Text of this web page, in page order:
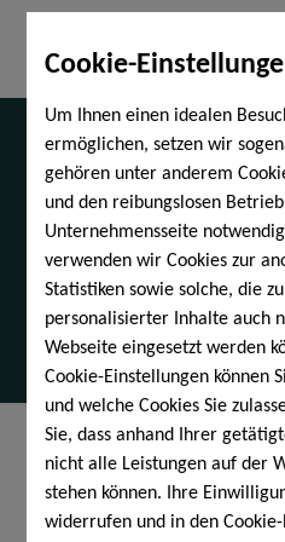
Cookie-
Um Ihnen einen idealen
ermöglichen, setzen wir
gehören unter anderem
und den reibungslosen
Unternehmensseite
verwenden wir Cookies zur
Statistiken sowie solche, die
personalisierter Inhalte auch
Webseite eingesetzt werden
Cookie-Einstellungen können
und welche Cookies Sie
Sie, dass anhand Ihrer
nicht alle Leistungen auf der
stehen können. Ihre
widerrufen und in den
Einordnung klassischer und
sachlich, unabhängig und ohne
Für Menschen, die
wollen.